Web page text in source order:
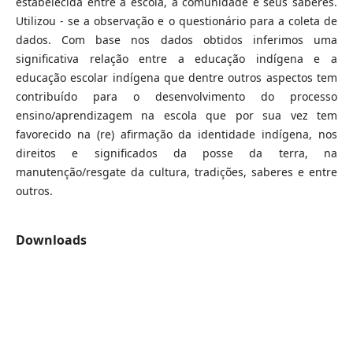
Utilizou - se a observação e o questionário para a coleta de
dados. Com base nos dados obtidos inferimos uma
significativa relação entre a educação indígena e a
educação escolar indígena que dentre outros aspectos tem
contribuído para o desenvolvimento do processo
ensino/aprendizagem na escola que por sua vez tem
favorecido na (re) afirmação da identidade indígena, nos
direitos e significados da posse da terra, na
manutenção/resgate da cultura, tradições, saberes e entre
outros.
Downloads